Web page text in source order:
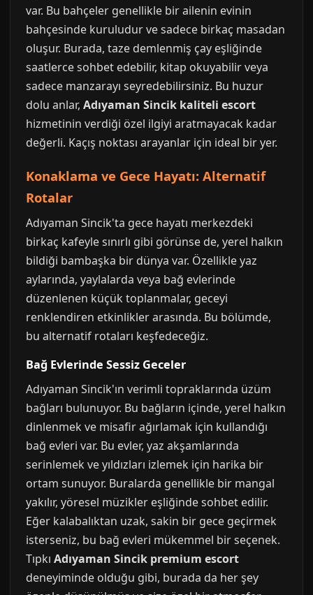
var. Bu bahçeler genellikle bir ailenin evinin
bahçesinde kuruludur ve sadece birkaç masadan
oluşur. Burada, taze demlenmiş çay eşliğinde
saatlerce sohbet edebilir, kitap okuyabilir veya
sadece manzarayı seyredebilirsiniz. Bu huzur
dolu anlar, Adıyaman Sincik kaliteli escort
hizmetinin verdiği özel ilgiyi aratmayacak kadar
değerli. Kaçış noktası arayanlar için ideal bir yer.
Konaklama ve Gece Hayatı: Alternatif
Rotalar
Adıyaman Sincik'ta gece hayatı merkezdeki
birkaç kafeyle sınırlı gibi görünse de, yerel halkın
bildiği bambaşka bir dünya var. Özellikle yaz
aylarında, yaylalarda veya bağ evlerinde
düzenlenen küçük toplanmalar, geceyi
renklendiren etkinlikler arasında. Bu bölümde,
bu alternatif rotaları keşfedeceğiz.
Bağ Evlerinde Sessiz Geceler
Adıyaman Sincik'ın verimli topraklarında üzüm
bağları bulunuyor. Bu bağların içinde, yerel halkın
dinlenmek ve misafir ağırlamak için kullandığı
bağ evleri var. Bu evler, yaz akşamlarında
serinlemek ve yıldızları izlemek için harika bir
ortam sunuyor. Buralarda genellikle bir mangal
yakılır, yöresel müzikler eşliğinde sohbet edilir.
Eğer kalabalıktan uzak, sakin bir gece geçirmek
isterseniz, bu bağ evleri mükemmel bir seçenek.
Tıpkı Adıyaman Sincik premium escort
deneyiminde olduğu gibi, burada da her şey